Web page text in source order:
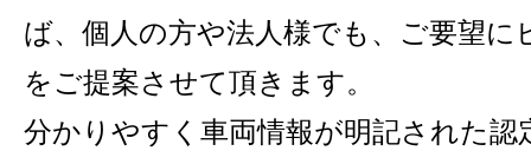
ば、個人の方や法人様でも、ご要望
をご提案させて頂きます。
分かりやすく車両情報が明記された認